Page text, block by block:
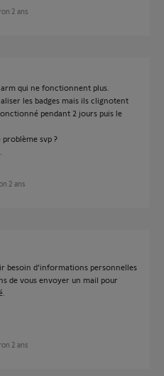
2 ans
qui ne fonctionnent plus.
les badges mais ils clignotent
pendant 2 jours puis le
svp ?
2 ans
besoin d'informations personnelles
de vous envoyer un mail pour
2 ans